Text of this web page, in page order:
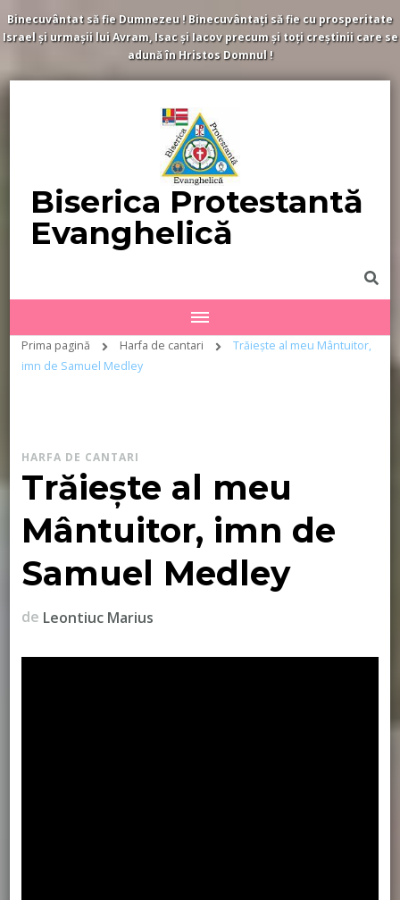
Binecuvântat să fie Dumnezeu ! Binecuvântați să fie cu prosperitate
Israel și urmașii lui Avram, Isac și Iacov precum și toți creștinii care se
adună în Hristos Domnul !
Biserica Protestantă
Evanghelică
Prima pagină Harfa de cantari
Trăiește al meu Mântuitor,
imn de Samuel Medley
HARFA DE CANTARI
Trăiește al meu
Mântuitor, imn de
Samuel Medley
de Leontiuc Marius